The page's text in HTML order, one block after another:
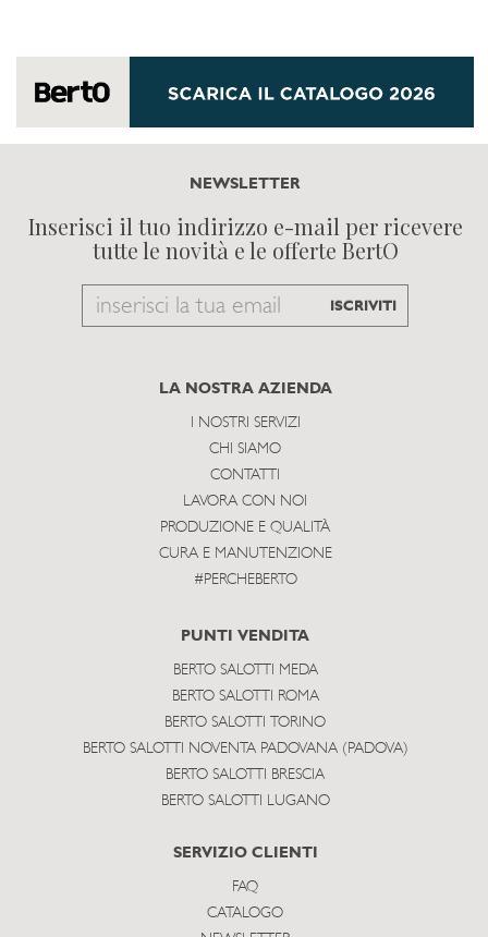
NEWSLETTER
Inserisci il tuo indirizzo e-mail per ricevere
tutte le novità e le offerte BertO
Email
subscribe
ISCRIVITI
LA NOSTRA AZIENDA
I NOSTRI SERVIZI
CHI SIAMO
CONTATTI
LAVORA CON NOI
PRODUZIONE E QUALITÀ
CURA E MANUTENZIONE
#PERCHEBERTO
PUNTI VENDITA
BERTO SALOTTI MEDA
BERTO SALOTTI ROMA
BERTO SALOTTI TORINO
BERTO SALOTTI NOVENTA PADOVANA (PADOVA)
BERTO SALOTTI BRESCIA
BERTO SALOTTI LUGANO
SERVIZIO CLIENTI
FAQ
CATALOGO